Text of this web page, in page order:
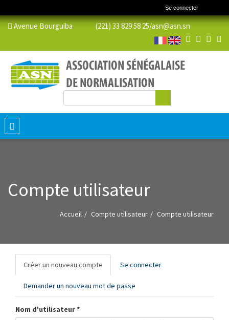
Se connecter
Avenue Bourguiba (221) 33 829 58 25/asn@asn.sn
Formulaire de recherche
Toggle
navigation
Compte utilisateur
Accueil Compte utilisateur Compte utilisateur
Onglets
principaux
Créer un nouveau compte (onglet
actif)
Se connecter
Demander un nouveau mot de passe
Nom d'utilisateur*